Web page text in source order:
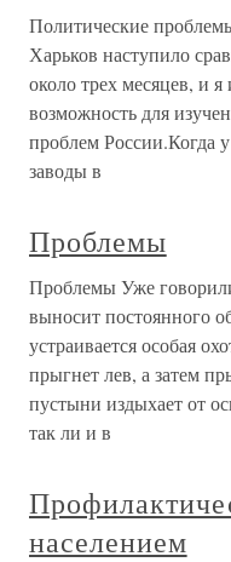
Политические
Харьков наступило
около трех месяцев, и
возможность для
проблем России.Когда
заводы в
Проблемы
Проблемы Уже
выносит постоянного
устраивается особая
прыгнет лев, а затем
пустыни издыхает от
так ли и в
населением